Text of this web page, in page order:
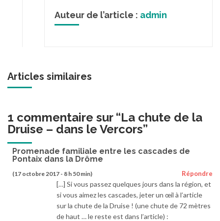
Auteur de l’article : admin
Articles similaires
1 commentaire sur “La chute de la
Druise – dans le Vercors”
Promenade familiale entre les cascades de
Pontaix dans la Drôme
(17 octobre 2017 - 8 h 50 min) Répondre
[…] Si vous passez quelques jours dans la région, et
si vous aimez les cascades, jeter un œil à l’article
sur la chute de la Druise ! (une chute de 72 mètres
de haut … le reste est dans l’article) :